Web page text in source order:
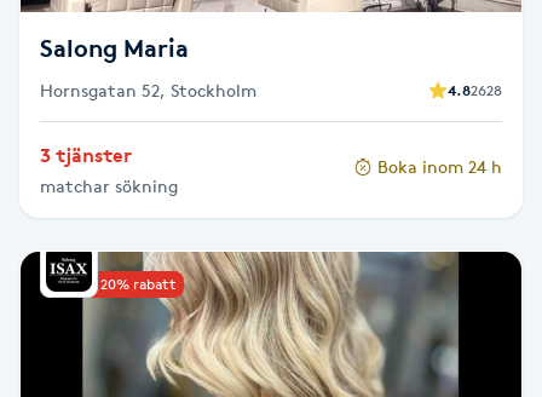
Fransrengöring
Frekvensterapi
Friskvårdsmassage
Salong Maria
Hornsgatan 52, Stockholm 4.82628
3 tjänster
matchar sökning
Boka inom 24 h
Upp till 20% rabatt